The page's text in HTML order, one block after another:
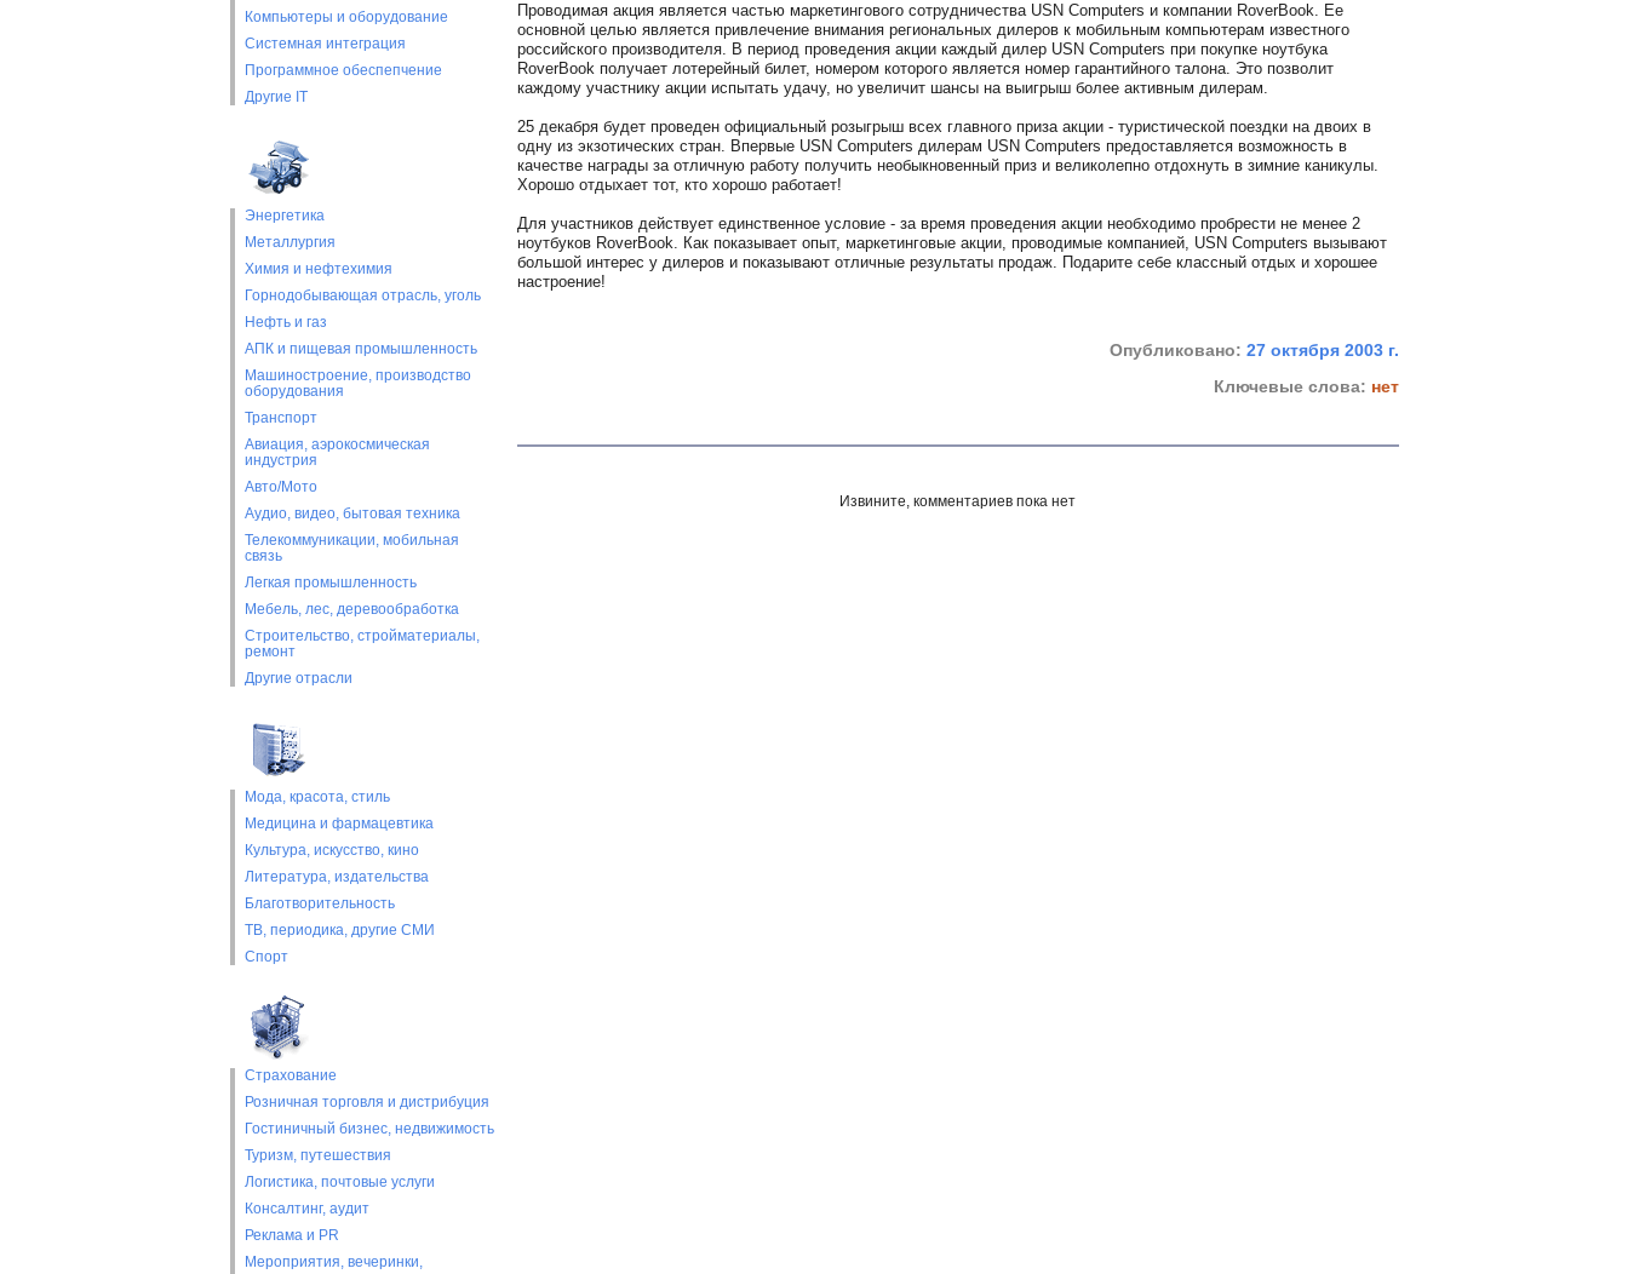
Компьютеры и оборудование
Системная интеграция
Программное обеспепчение
Другие IT
Энергетика
Металлургия
Химия и нефтехимия
Горнодобывающая отрасль, уголь
Нефть и газ
АПК и пищевая промышленность
Машиностроение, производство
оборудования
Транспорт
Авиация, аэрокосмическая
индустрия
Авто/Мото
Аудио, видео, бытовая техника
Телекоммуникации, мобильная
связь
Легкая промышленность
Мебель, лес, деревообработка
Строительство, стройматериалы,
ремонт
Другие отрасли
Мода, красота, стиль
Медицина и фармацевтика
Культура, искусство, кино
Литература, издательства
Благотворительность
ТВ, периодика, другие СМИ
Спорт
Страхование
Розничная торговля и дистрибуция
Гостиничный бизнес, недвижимость
Туризм, путешествия
Логистика, почтовые услуги
Консалтинг, аудит
Реклама и PR
Мероприятия, вечеринки,
Проводимая акция является частью маркетингового сотрудничества USN Computers и компании RoverBook. Ее
основной целью является привлечение внимания региональных дилеров к мобильным компьютерам известного
российского производителя. В период проведения акции каждый дилер USN Computers при покупке ноутбука
RoverBook получает лотерейный билет, номером которого является номер гарантийного талона. Это позволит
каждому участнику акции испытать удачу, но увеличит шансы на выигрыш более активным дилерам.
25 декабря будет проведен официальный розыгрыш всех главного приза акции - туристической поездки на двоих в
одну из экзотических стран. Впервые USN Computers дилерам USN Computers предоставляется возможность в
качестве награды за отличную работу получить необыкновенный приз и великолепно отдохнуть в зимние каникулы.
Хорошо отдыхает тот, кто хорошо работает!
Для участников действует единственное условие - за время проведения акции необходимо пробрести не менее 2
ноутбуков RoverBook. Как показывает опыт, маркетинговые акции, проводимые компанией, USN Computers вызывают
большой интерес у дилеров и показывают отличные результаты продаж. Подарите себе классный отдых и хорошее
настроение!
Опубликовано: 27 октября 2003 г.
Ключевые слова: нет
Извините, комментариев пока нет